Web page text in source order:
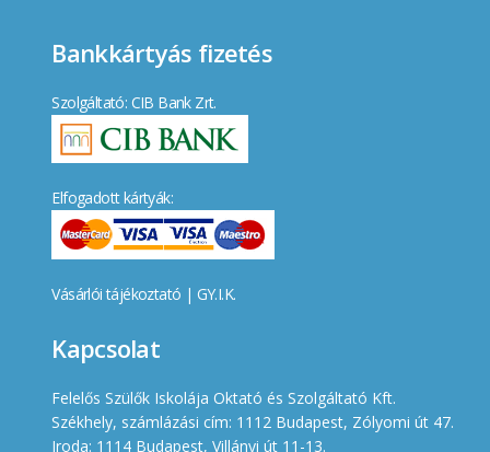
Bankkártyás fizetés
Szolgáltató: CIB Bank Zrt.
Elfogadott kártyák:
Vásárlói tájékoztató | GY.I.K.
Kapcsolat
Felelős Szülők Iskolája Oktató és Szolgáltató Kft.
Székhely, számlázási cím: 1112 Budapest, Zólyomi út 47.
Iroda: 1114 Budapest, Villányi út 11-13.